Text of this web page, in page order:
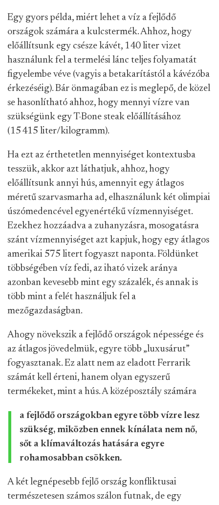
Egy gyors példa, miért lehet a víz a fejlődő
országok számára a kulcstermék. Ahhoz, hogy
előállítsunk egy csésze kávét, 140 liter vizet
használunk fel a termelési lánc teljes folyamatát
figyelembe véve (vagyis a betakarítástól a kávézóba
érkezéséig). Bár önmagában ez is meglepő, de közel
se hasonlítható ahhoz, hogy mennyi vízre van
szükségünk egy T-Bone steak előállításához
(15 415 liter/kilogramm).
Ha ezt az érthetetlen mennyiséget kontextusba
tesszük, akkor azt láthatjuk, ahhoz, hogy
előállítsunk annyi hús, amennyit egy átlagos
méretű szarvasmarha ad, elhasználunk két olimpiai
úszómedencével egyenértékű vízmennyiséget.
Ezekhez hozzáadva a zuhanyzásra, mosogatásra
szánt vízmennyiséget azt kapjuk, hogy egy átlagos
amerikai 575 litert fogyaszt naponta. Földünket
többségében víz fedi, az iható vizek aránya
azonban kevesebb mint egy százalék, és annak is
több mint a felét használjuk fel a
mezőgazdaságban.
Ahogy növekszik a fejlődő országok népessége és
az átlagos jövedelmük, egyre több „luxusárut”
fogyasztanak. Ez alatt nem az eladott Ferrarik
számát kell érteni, hanem olyan egyszerű
termékeket, mint a hús. A középosztály számára
a fejlődő országokban egyre több vízre lesz
szükség, miközben ennek kínálata nem nő,
sőt a klímaváltozás hatására egyre
rohamosabban csökken.
A két legnépesebb fejlő ország konfliktusai
természetesen számos szálon futnak, de egy